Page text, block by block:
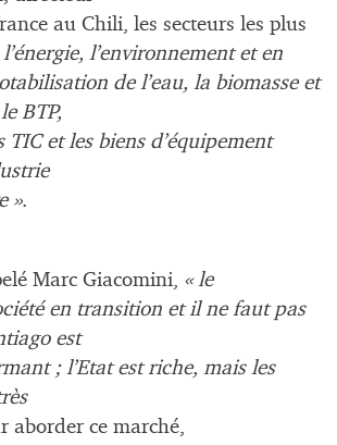
au Chili, les secteurs les plus
l’énergie, l’environnement et en
de l’eau, la biomasse et
BTP,
et les biens d’équipement
».
Marc Giacomini, « le
en transition et il ne faut pas
est
; l’Etat est riche, mais les
aborder ce marché,